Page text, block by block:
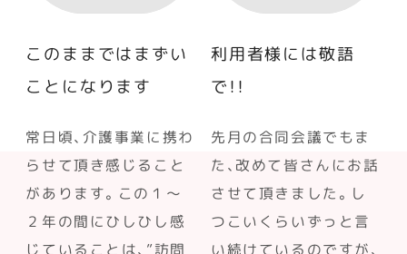
このままではまずい
ことになります
常日頃、介護事業に携わ
らせて頂き感じること
があります。この１～
２年の間にひしひし感
じていることは、”訪問
利用者様には敬語
で！！
先月の合同会議でもま
た、改めて皆さんにお話
させて頂きました。し
つこいくらいずっと言
い続けているのですが、